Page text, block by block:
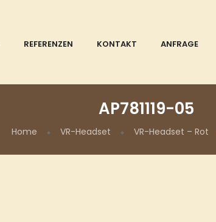
REFERENZEN KONTAKT ANFRAGE
AP781119-05
Home VR-Headset VR-Headset – Rot